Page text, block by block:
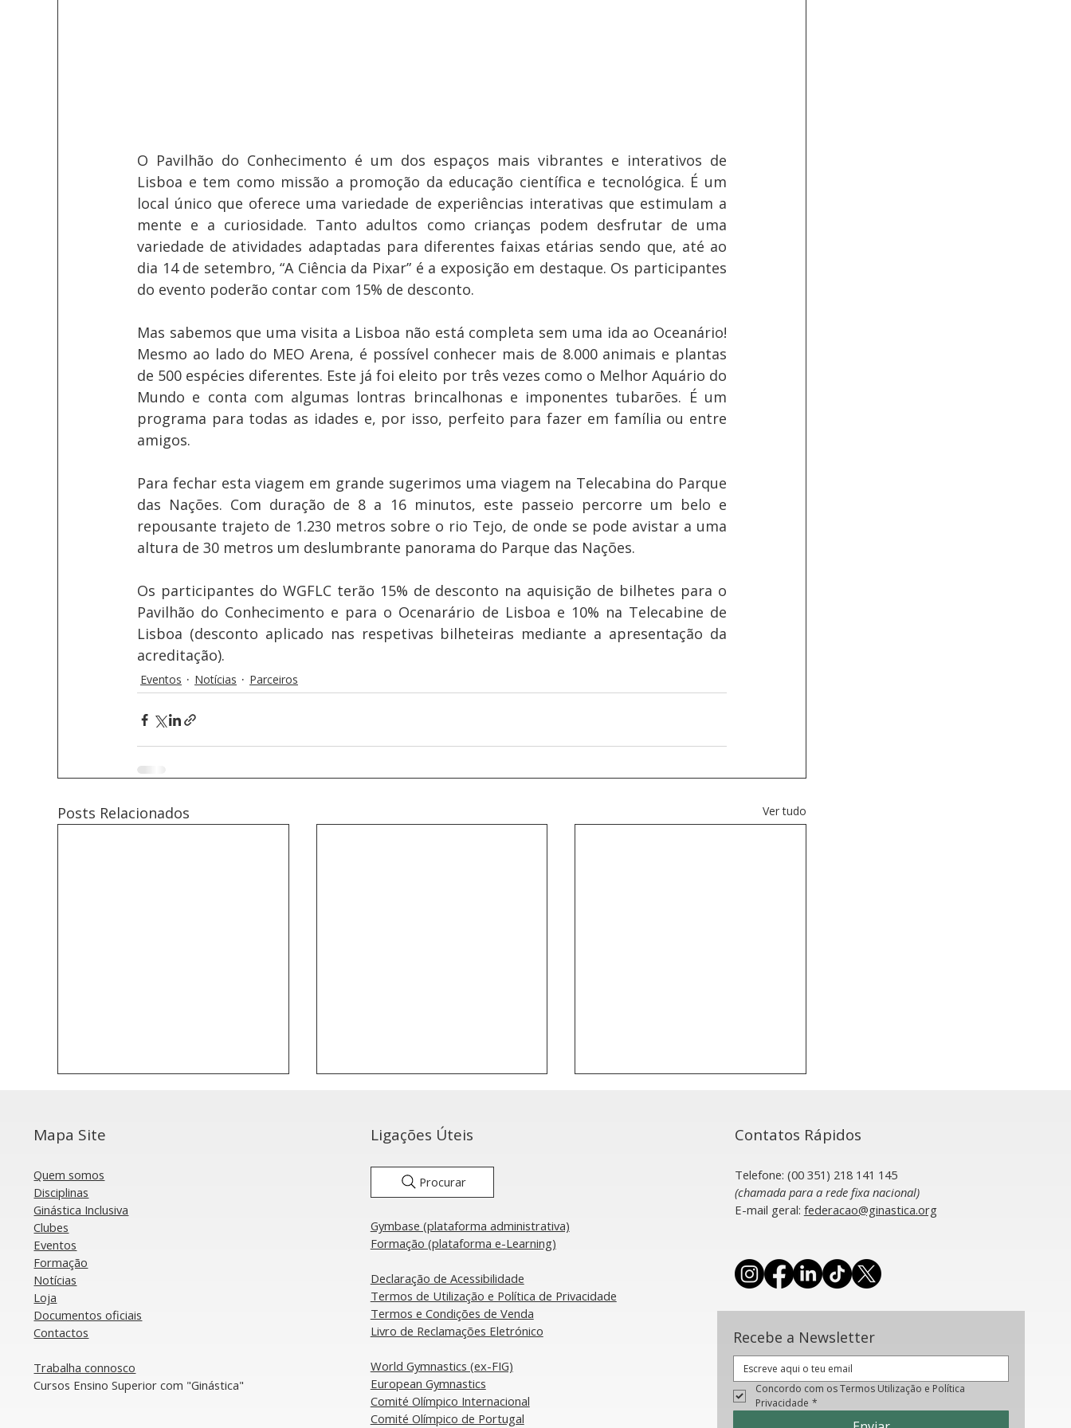
O Pavilhão do Conhecimento é um dos espaços mais vibrantes e interativos de
Lisboa e tem como missão a promoção da educação científica e tecnológica. É um
local único que oferece uma variedade de experiências interativas que estimulam a
mente e a curiosidade. Tanto adultos como crianças podem desfrutar de uma
variedade de atividades adaptadas para diferentes faixas etárias sendo que, até ao
dia 14 de setembro, “A Ciência da Pixar” é a exposição em destaque. Os participantes
do evento poderão contar com 15% de desconto.
Mas sabemos que uma visita a Lisboa não está completa sem uma ida ao Oceanário!
Mesmo ao lado do MEO Arena, é possível conhecer mais de 8.000 animais e plantas
de 500 espécies diferentes. Este já foi eleito por três vezes como o Melhor Aquário do
Mundo e conta com algumas lontras brincalhonas e imponentes tubarões. É um
programa para todas as idades e, por isso, perfeito para fazer em família ou entre
amigos.
Para fechar esta viagem em grande sugerimos uma viagem na Telecabina do Parque
das Nações. Com duração de 8 a 16 minutos, este passeio percorre um belo e
repousante trajeto de 1.230 metros sobre o rio Tejo, de onde se pode avistar a uma
altura de 30 metros um deslumbrante panorama do Parque das Nações.
Os participantes do WGFLC terão 15% de desconto na aquisição de bilhetes para o
Pavilhão do Conhecimento e para o Ocenarário de Lisboa e 10% na Telecabine de
Lisboa (desconto aplicado nas respetivas bilheteiras mediante a apresentação da
acreditação).
Eventos Notícias Parceiros
Posts Relacionados Ver tudo
for Life Challenge
Os bilhetes para o World
Gym For Life Challenge já
estão à venda.
Recebe a Newsletter
Concordo com os Termos Utilização e Política
Privacidade *
Contatos Rápidos
Telefone: (00 351) 218 141 145
(chamada para a rede fixa nacional)
​E-mail geral: federacao@ginastica.org
Gymbase (plataforma administrativa)
Formação (plataforma e-Learning)
Declaração de Acessibilidade
​Termos de Utilização e Política de Privacidade
Termos e Condições de Venda
Livro de Reclamações Eletrónico
​World Gymnastics (ex-FIG)
European Gymnastics
Comité Olímpico Internacional
Comité Olímpico de Portugal
Ligações Úteis
Procurar
Quem somos
Disciplinas
Ginástica Inclusiva
Clubes
Eventos
Formação
Notícias
Loja
Documentos oficiais​
​Contactos
​Trabalha connosco
​Cursos Ensino Superior com "Ginástica"
Mapa Site